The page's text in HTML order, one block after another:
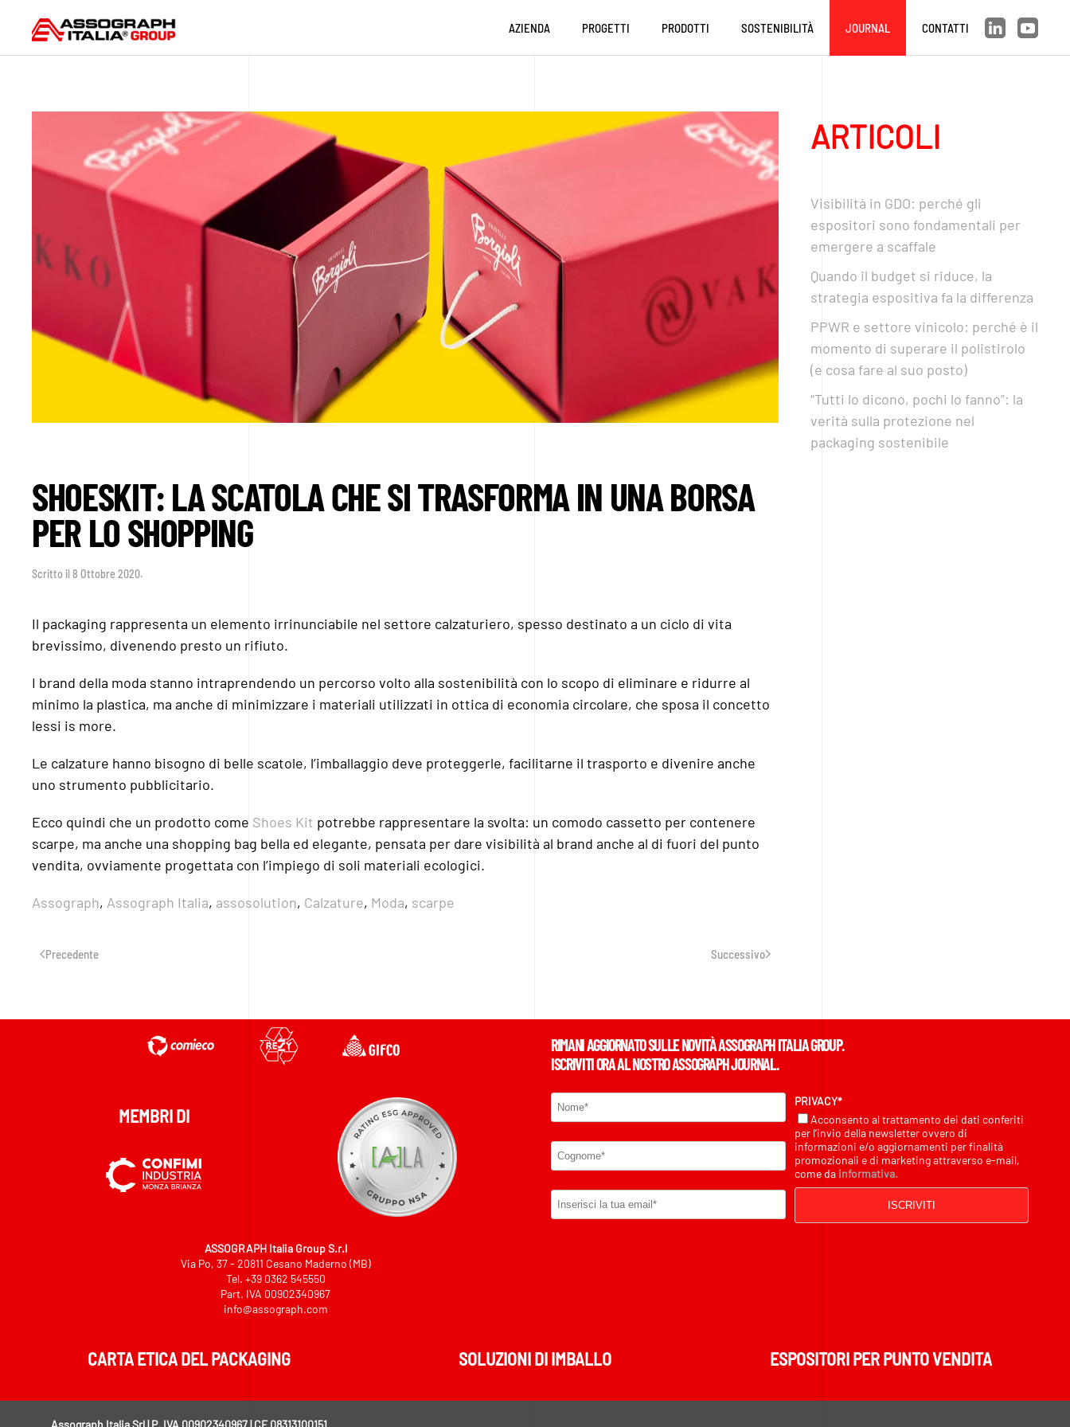
Skip to main content
AZIENDA PROGETTI PRODOTTI SOSTENIBILITÀ JOURNAL CONTATTI
SHOESKIT: LA SCATOLA CHE SI TRASFORMA IN UNA BORSA
PER LO SHOPPING
Scritto il 8 Ottobre 2020.
Il packaging rappresenta un elemento irrinunciabile nel settore calzaturiero, spesso destinato a un ciclo di vita
brevissimo, divenendo presto un rifiuto.
I brand della moda stanno intraprendendo un percorso volto alla sostenibilità con lo scopo di eliminare e ridurre al
minimo la plastica, ma anche di minimizzare i materiali utilizzati in ottica di economia circolare, che sposa il concetto
lessi is more.
Le calzature hanno bisogno di belle scatole, l’imballaggio deve proteggerle, facilitarne il trasporto e divenire anche
uno strumento pubblicitario.
Ecco quindi che un prodotto come Shoes Kit potrebbe rappresentare la svolta: un comodo cassetto per contenere
scarpe, ma anche una shopping bag bella ed elegante, pensata per dare visibilità al brand anche al di fuori del punto
vendita, ovviamente progettata con l’impiego di soli materiali ecologici.
Assograph, Assograph Italia, assosolution, Calzature, Moda, scarpe
Precedente Successivo
ARTICOLI
Visibilità in GDO: perché gli
espositori sono fondamentali per
emergere a scaffale
Quando il budget si riduce, la
strategia espositiva fa la differenza
PPWR e settore vinicolo: perché è il
momento di superare il polistirolo
(e cosa fare al suo posto)
“Tutti lo dicono, pochi lo fanno”: la
verità sulla protezione nel
packaging sostenibile
MEMBRI DI
ASSOGRAPH Italia Group S.r.l
Via Po, 37 - 20811 Cesano Maderno (MB)
Tel. +39 0362 545550
Part. IVA 00902340967
info@assograph.com
RIMANI AGGIORNATO SULLE NOVITÀ ASSOGRAPH ITALIA GROUP.
ISCRIVITI ORA AL NOSTRO ASSOGRAPH JOURNAL.
PRIVACY*
Acconsento al trattamento dei dati conferiti
per l’invio della newsletter ovvero di
informazioni e/o aggiornamenti per finalità
promozionali e di marketing attraverso e-mail,
come da informativa.
ISCRIVITI
CARTA ETICA DEL PACKAGING SOLUZIONI DI IMBALLO ESPOSITORI PER PUNTO VENDITA
Assograph Italia Srl | P. IVA 00902340967 | CF 08313100151